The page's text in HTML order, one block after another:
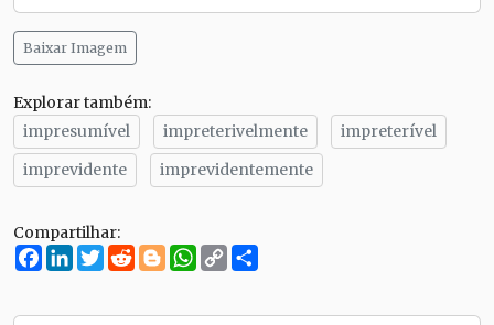
Baixar Imagem
Explorar também:
impresumível
impreterivelmente
impreterível
imprevidente
imprevidentemente
Compartilhar:
Facebook
LinkedIn
Twitter
RedditBloggerWhatsApp
Copy
Link